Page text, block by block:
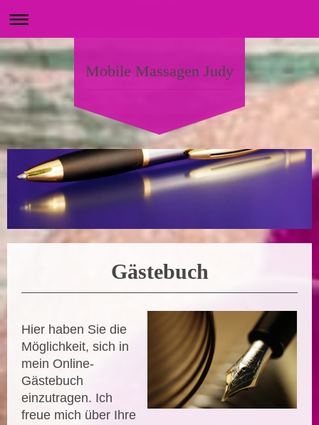
Mobile Massagen Judy
Gästebuch
Hier haben Sie die
Möglichkeit, sich in
mein Online-
Gästebuch
einzutragen. Ich
freue mich über Ihre